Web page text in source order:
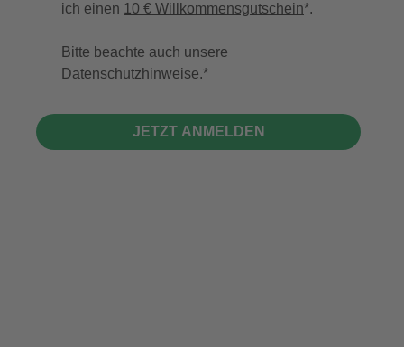
ich einen 10 € Willkommensgutschein*.
Bitte beachte auch unsere
Datenschutzhinweise.
JETZT ANMELDEN